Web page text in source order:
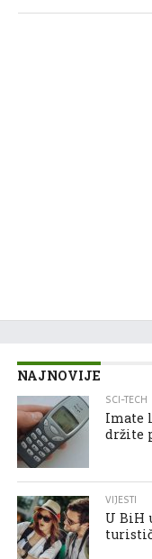
NAJNOVIJE
SCI-TECH
Imate
držite
VIJESTI
U BiH